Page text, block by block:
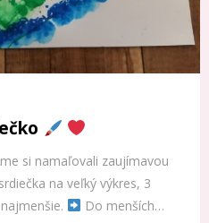
si namaľovali zaujímavou
na veľký výkres, 3
Do menších…